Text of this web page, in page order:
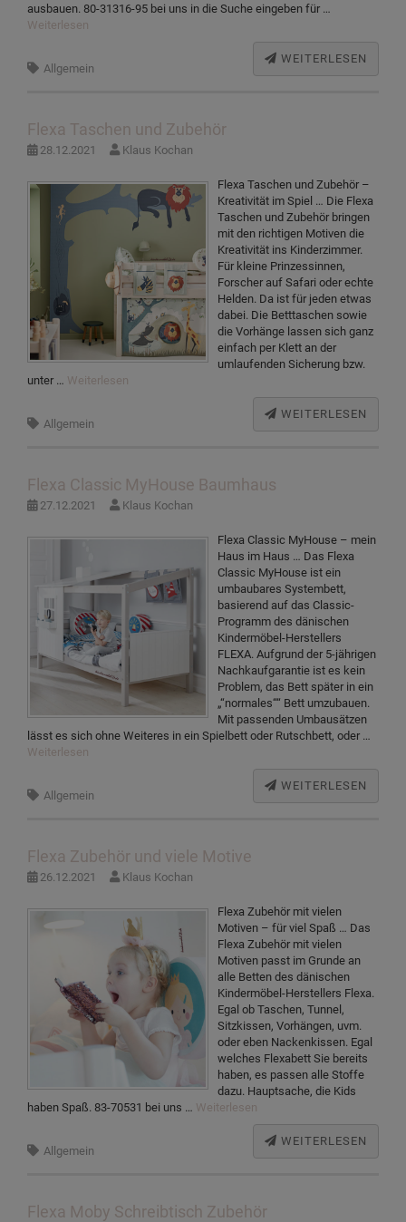
ausbauen. 80-31316-95 bei uns in die Suche eingeben für …
Weiterlesen
WEITERLESEN
Allgemein
Flexa Taschen und Zubehör
28.12.2021 Klaus Kochan
Flexa Taschen und Zubehör –
Kreativität im Spiel … Die Flexa
Taschen und Zubehör bringen
mit den richtigen Motiven die
Kreativität ins Kinderzimmer.
Für kleine Prinzessinnen,
Forscher auf Safari oder echte
Helden. Da ist für jeden etwas
dabei. Die Betttaschen sowie
die Vorhänge lassen sich ganz
einfach per Klett an der
umlaufenden Sicherung bzw.
unter … Weiterlesen
WEITERLESEN
Allgemein
Flexa Classic MyHouse Baumhaus
27.12.2021 Klaus Kochan
Flexa Classic MyHouse – mein
Haus im Haus … Das Flexa
Classic MyHouse ist ein
umbaubares Systembett,
basierend auf das Classic-
Programm des dänischen
Kindermöbel-Herstellers
FLEXA. Aufgrund der 5-jährigen
Nachkaufgarantie ist es kein
Problem, das Bett später in ein
„“normales““ Bett umzubauen.
Mit passenden Umbausätzen
lässt es sich ohne Weiteres in ein Spielbett oder Rutschbett, oder …
Weiterlesen
WEITERLESEN
Allgemein
Flexa Zubehör und viele Motive
26.12.2021 Klaus Kochan
Flexa Zubehör mit vielen
Motiven – für viel Spaß … Das
Flexa Zubehör mit vielen
Motiven passt im Grunde an
alle Betten des dänischen
Kindermöbel-Herstellers Flexa.
Egal ob Taschen, Tunnel,
Sitzkissen, Vorhängen, uvm.
oder eben Nackenkissen. Egal
welches Flexabett Sie bereits
haben, es passen alle Stoffe
dazu. Hauptsache, die Kids
haben Spaß. 83-70531 bei uns … Weiterlesen
WEITERLESEN
Allgemein
Flexa Moby Schreibtisch Zubehör